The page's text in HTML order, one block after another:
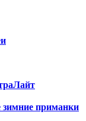
приманки